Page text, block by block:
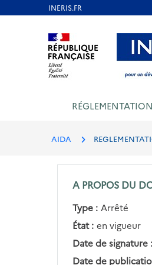
Aller au contenu Aller
RÉGLEMENTATION
AIDA
A PROPOS DU
Type : Arrêté
État : en vigueur
Date de signature :
Date de